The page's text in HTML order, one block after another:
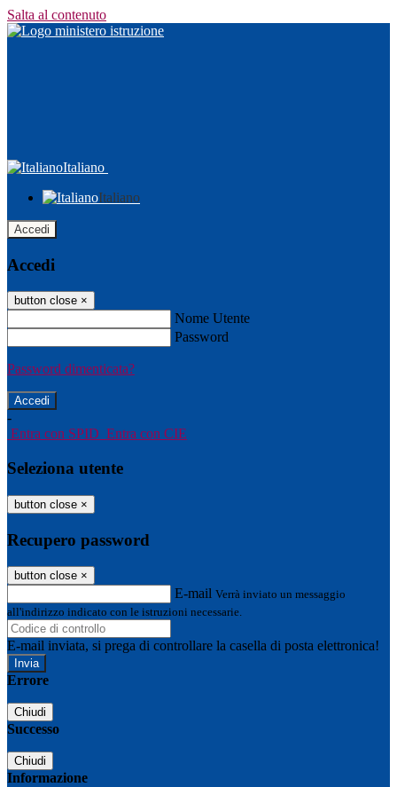
Salta al contenuto
Italiano
Italiano
Accedi
Accedi
button close ×
Nome Utente
Password
Password dimenticata?
-
Entra con SPID Entra con CIE
Seleziona utente
button close ×
Recupero password
button close ×
E-mail Verrà inviato un messaggio
all'indirizzo indicato con le istruzioni necessarie.
E-mail inviata, si prega di controllare la casella di posta elettronica!
Errore
Chiudi
Successo
Chiudi
Informazione